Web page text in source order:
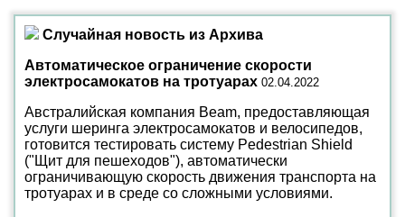
Случайная новость из Архива
Автоматическое ограничение скорости
электросамокатов на тротуарах 02.04.2022
Австралийская компания Beam, предоставляющая
услуги шеринга электросамокатов и велосипедов,
готовится тестировать систему Pedestrian Shield
("Щит для пешеходов"), автоматически
ограничивающую скорость движения транспорта на
тротуарах и в среде со сложными условиями.